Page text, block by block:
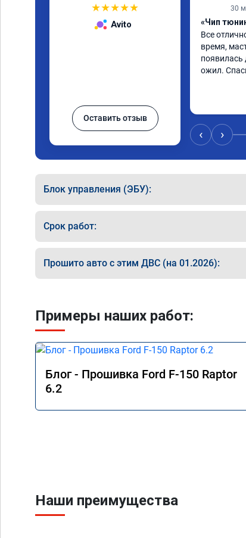
★★★★★
Avito
Оставить отзыв
30
«Чип
Все
время,
ожил.
‹ ›
Блок управления (ЭБУ):
Срок работ:
Прошито авто с этим ДВС (на 01.2026):
Примеры наших работ:
Блог - Прошивка Ford F-150 Raptor
6.2
Наши преимущества